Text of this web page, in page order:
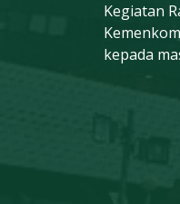
Kegiatan
kepada